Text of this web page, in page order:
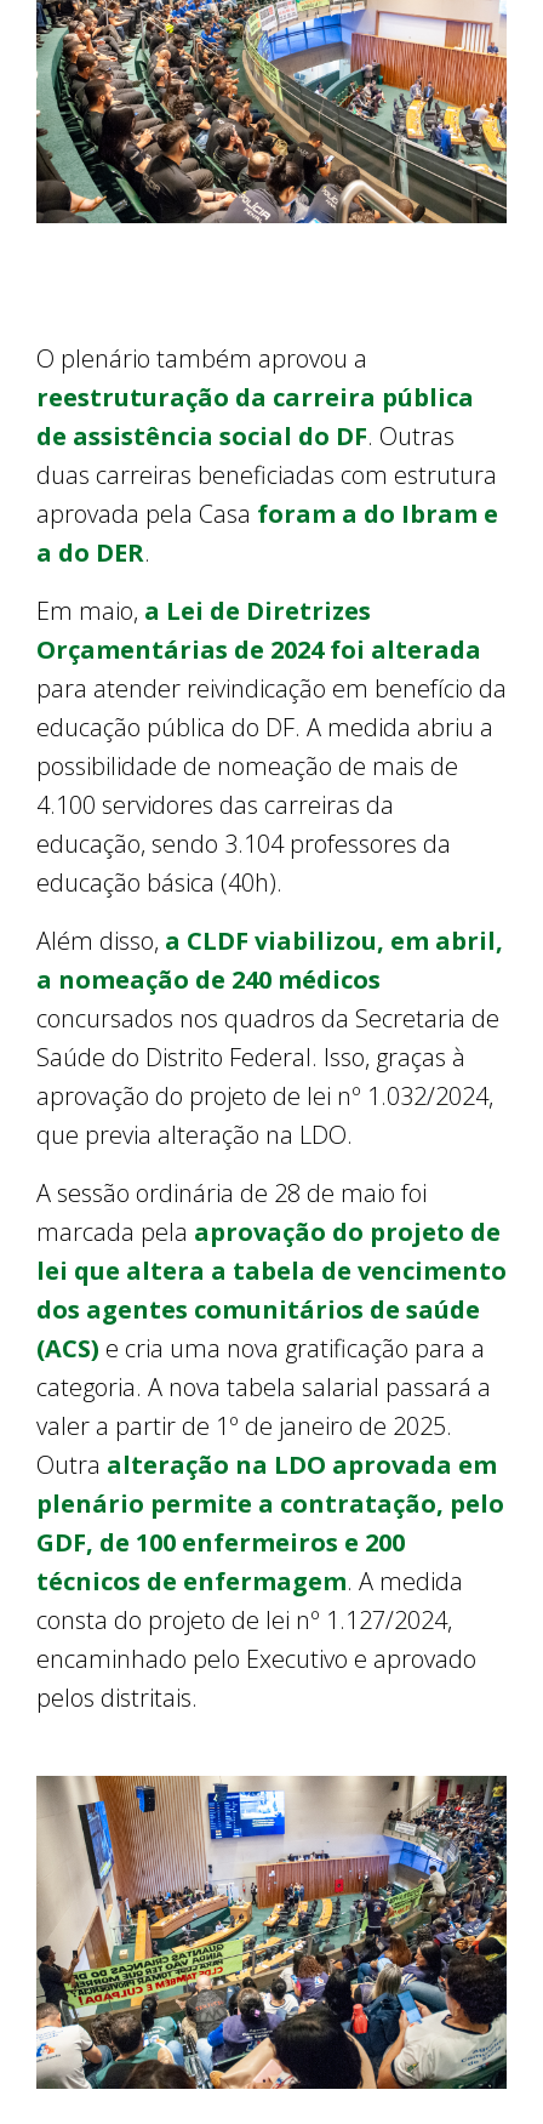
O plenário também aprovou a
reestruturação da carreira pública
de assistência social do DF. Outras
duas carreiras beneficiadas com estrutura
aprovada pela Casa foram a do Ibram e
a do DER.
Em maio, a Lei de Diretrizes
Orçamentárias de 2024 foi alterada
para atender reivindicação em benefício da
educação pública do DF. A medida abriu a
possibilidade de nomeação de mais de
4.100 servidores das carreiras da
educação, sendo 3.104 professores da
educação básica (40h).
Além disso, a CLDF viabilizou, em abril,
a nomeação de 240 médicos
concursados nos quadros da Secretaria de
Saúde do Distrito Federal. Isso, graças à
aprovação do projeto de lei nº 1.032/2024,
que previa alteração na LDO.
A sessão ordinária de 28 de maio foi
marcada pela aprovação do projeto de
lei que altera a tabela de vencimento
dos agentes comunitários de saúde
(ACS) e cria uma nova gratificação para a
categoria. A nova tabela salarial passará a
valer a partir de 1º de janeiro de 2025.
Outra alteração na LDO aprovada em
plenário permite a contratação, pelo
GDF, de 100 enfermeiros e 200
técnicos de enfermagem. A medida
consta do projeto de lei nº 1.127/2024,
encaminhado pelo Executivo e aprovado
pelos distritais.